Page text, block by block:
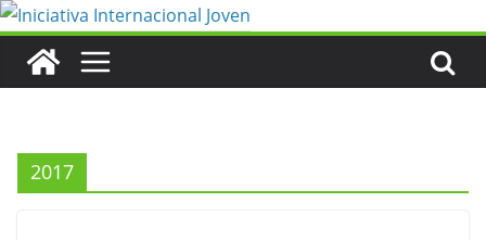
Saltar
contenido
2017